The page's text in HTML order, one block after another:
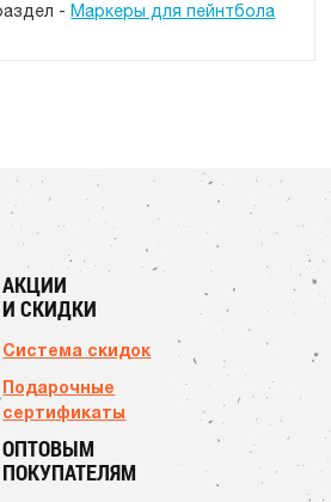
- Маркеры для пейнтбола
АКЦИИ
И СКИДКИ
Система скидок
Подарочные
сертификаты
ОПТОВЫМ
ПОКУПАТЕЛЯМ